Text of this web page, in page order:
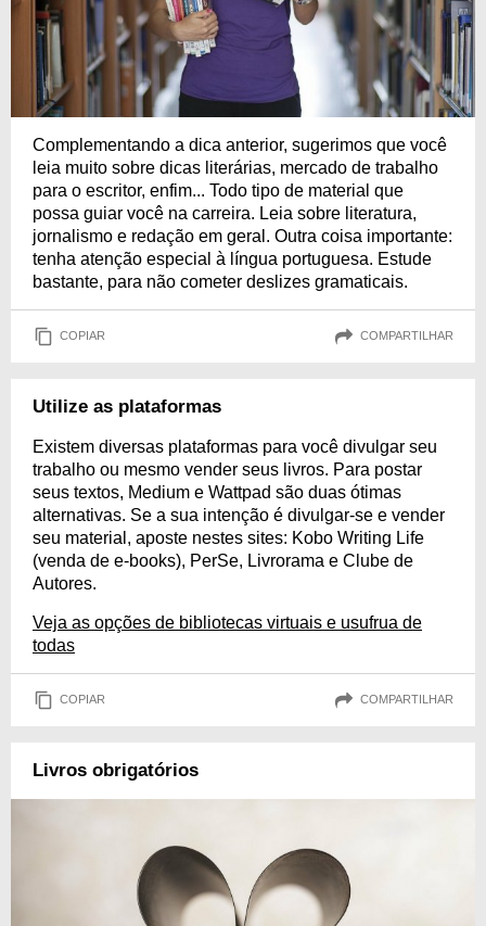
Complementando a dica anterior, sugerimos que você
leia muito sobre dicas literárias, mercado de trabalho
para o escritor, enfim... Todo tipo de material que
possa guiar você na carreira. Leia sobre literatura,
jornalismo e redação em geral. Outra coisa importante:
tenha atenção especial à língua portuguesa. Estude
bastante, para não cometer deslizes gramaticais.
COPIAR COMPARTILHAR
Utilize as plataformas
Existem diversas plataformas para você divulgar seu
trabalho ou mesmo vender seus livros. Para postar
seus textos, Medium e Wattpad são duas ótimas
alternativas. Se a sua intenção é divulgar-se e vender
seu material, aposte nestes sites: Kobo Writing Life
(venda de e-books), PerSe, Livrorama e Clube de
Autores.
Veja as opções de bibliotecas virtuais e usufrua de
todas
COPIAR COMPARTILHAR
Livros obrigatórios